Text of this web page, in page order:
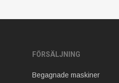
FÖRSÄLJNING
Begagnade maskiner